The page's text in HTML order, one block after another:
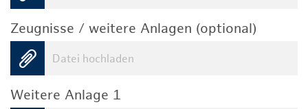
Zeugnisse / weitere Anlagen (optional)
Datei hochladen
Weitere Anlage 1